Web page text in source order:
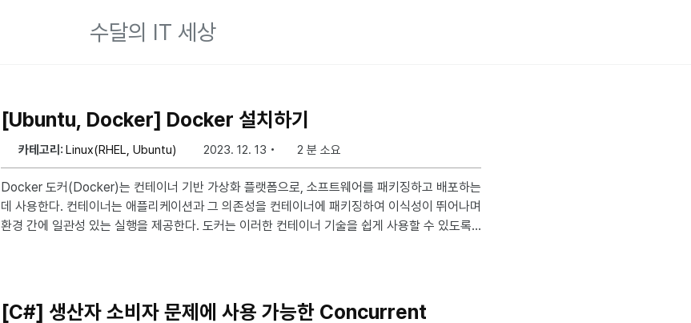
수달의 IT 세상
[Ubuntu, Docker] Docker 설치하기
카테고리: Linux(RHEL, Ubuntu) 2023. 12. 13 2 분 소요
Docker 도커(Docker)는 컨테이너 기반 가상화 플랫폼으로, 소프트웨어를 패키징하고 배포하는
데 사용한다. 컨테이너는 애플리케이션과 그 의존성을 컨테이너에 패키징하여 이식성이 뛰어나며
환경 간에 일관성 있는 실행을 제공한다. 도커는 이러한 컨테이너 기술을 쉽게 사용할 수 있도록
해야만 공식 버전의 Docker Engine을 설치할 수 있다. for pkg in docker.io docker-doc
[C#] 생산자 소비자 문제에 사용 가능한 Concurrent